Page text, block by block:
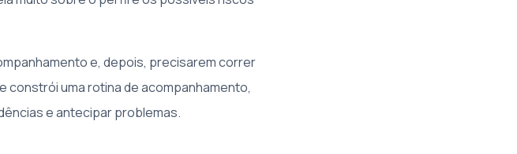
e, depois, precisarem correr
constrói uma rotina de acompanhamento,
e antecipar problemas.